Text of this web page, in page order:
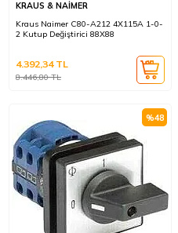
KRAUS & NAİMER
Kraus Naimer C80-A212 4X115A 1-0-
2 Kutup Değiştirici 88X88
8.446,80TL
4.392,34TL
%48